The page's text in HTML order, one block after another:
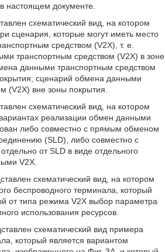
настоящем документе.
схематический вид, на котором
сценария, которые могут иметь место
средством (V2X), т. е.
транспортным средством (V2X) в зоне
данными транспортным средством
сценарий обмена данными
(V2X) вне зоны покрытия.
схематический вид, на котором
реализации обмен данными
либо совместно с прямым обменом
(SLD), либо совместно с
от SLD в виде отдельного
V2X.
схематический вид, на котором
беспроводного терминала, который
от типа режима V2X выбор параметра
использования ресурсов.
схематический вид примера
который является вариантом